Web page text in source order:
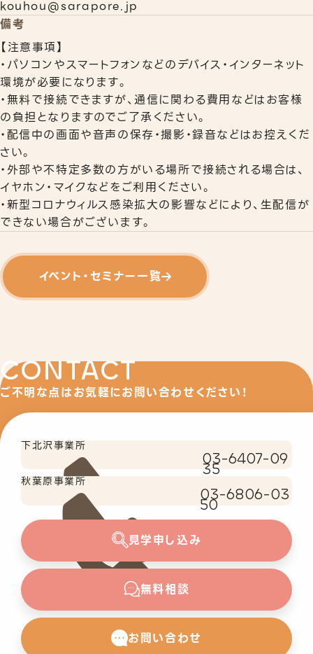
kouhou@sarapore.jp
備考
【注意事項】
・パソコンやスマートフォンなどのデバイス・インターネット
環境が必要になります。
・無料で接続できますが、通信に関わる費用などはお客様
の負担となりますのでご了承ください。
・配信中の画面や音声の保存・撮影・録音などはお控えくだ
さい。
・外部や不特定多数の方がいる場所で接続される場合は、
イヤホン・マイクなどをご利用ください。
・新型コロナウィルス感染拡大の影響などにより、生配信が
できない場合がございます。
イベント・セミナー一覧
CONTACT
ご不明な点はお気軽にお問い合わせください！
下北沢事業所
03-6407-09
35
秋葉原事業所
03-6806-03
50
見学申し込み
無料相談
お問い合わせ